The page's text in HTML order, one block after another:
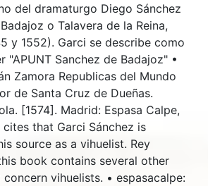
del dramaturgo Diego Sánchez
o Talavera de la Reina,
y 1552). Garci se describe como
"APUNT Sanchez de Badajoz" •
Zamora Republicas del Mundo
de Santa Cruz de Dueñas.
[1574]. Madrid: Espasa Calpe,
cites that Garci Sánchez is
source as a vihuelist. Rey
book contains several other
vihuelists. • espasacalpe: